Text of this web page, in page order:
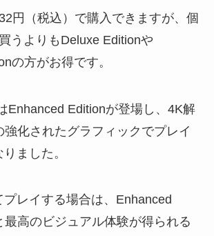
円（税込）で購入できますが、個
うよりもDeluxe Editionや
の方がお得です。
Enhanced Editionが登場し、4K解
化されたグラフィックでプレイ
ました。
プレイする場合は、Enhanced
最高のビジュアル体験が得られる